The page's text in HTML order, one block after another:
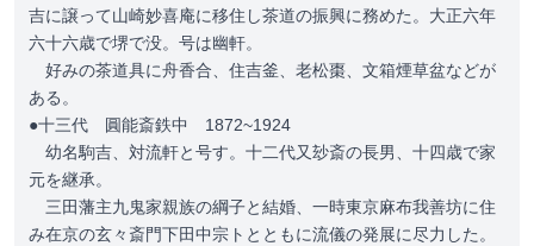
吉に譲って山崎妙喜庵に移住し茶道の振興に務めた。大正六年
六十六歳で堺で没。号は幽軒。
好みの茶道具に舟香合、住吉釜、老松棗、文箱煙草盆などが
ある。
●十三代 圓能斎鉄中 1872~1924
幼名駒吉、対流軒と号す。十二代又玅斎の長男、十四歳で家
元を継承。
三田藩主九鬼家親族の綱子と結婚、一時東京麻布我善坊に住
み在京の玄々斎門下田中宗トとともに流儀の発展に尽力した。